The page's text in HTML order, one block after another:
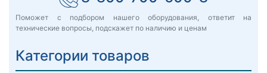
Поможет с подбором нашего оборудования, ответит на
технические вопросы, подскажет по наличию и ценам
Категории товаров